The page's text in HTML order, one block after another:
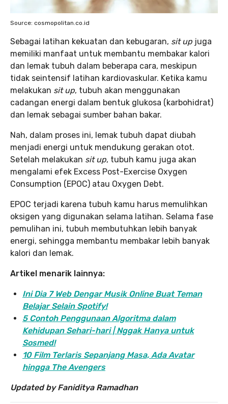
Source: cosmopolitan.co.id
Sebagai latihan kekuatan dan kebugaran, sit up juga
memiliki manfaat untuk membantu membakar kalori
dan lemak tubuh dalam beberapa cara, meskipun
tidak seintensif latihan kardiovaskular. Ketika kamu
melakukan sit up, tubuh akan menggunakan
cadangan energi dalam bentuk glukosa (karbohidrat)
dan lemak sebagai sumber bahan bakar.
Nah, dalam proses ini, lemak tubuh dapat diubah
menjadi energi untuk mendukung gerakan otot.
Setelah melakukan sit up, tubuh kamu juga akan
mengalami efek Excess Post-Exercise Oxygen
Consumption (EPOC) atau Oxygen Debt.
EPOC terjadi karena tubuh kamu harus memulihkan
oksigen yang digunakan selama latihan. Selama fase
pemulihan ini, tubuh membutuhkan lebih banyak
energi, sehingga membantu membakar lebih banyak
kalori dan lemak.
Artikel menarik lainnya:
Ini Dia 7 Web Dengar Musik Online Buat Teman
Belajar Selain Spotify!
5 Contoh Penggunaan Algoritma dalam
Kehidupan Sehari-hari | Nggak Hanya untuk
Sosmed!
10 Film Terlaris Sepanjang Masa, Ada Avatar
hingga The Avengers
Updated by Faniditya Ramadhan